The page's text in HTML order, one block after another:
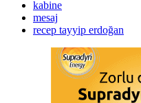
kabine
mesaj
recep tayyip erdoğan